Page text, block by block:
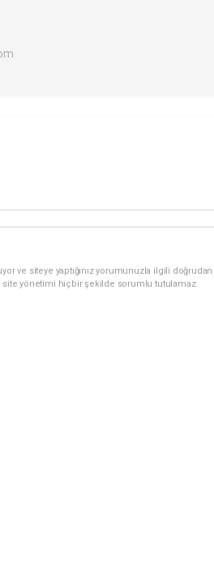
ve siteye yaptığınız yorumunuzla ilgili
site yönetimi hiçbir şekilde sorumlu tutulamaz.